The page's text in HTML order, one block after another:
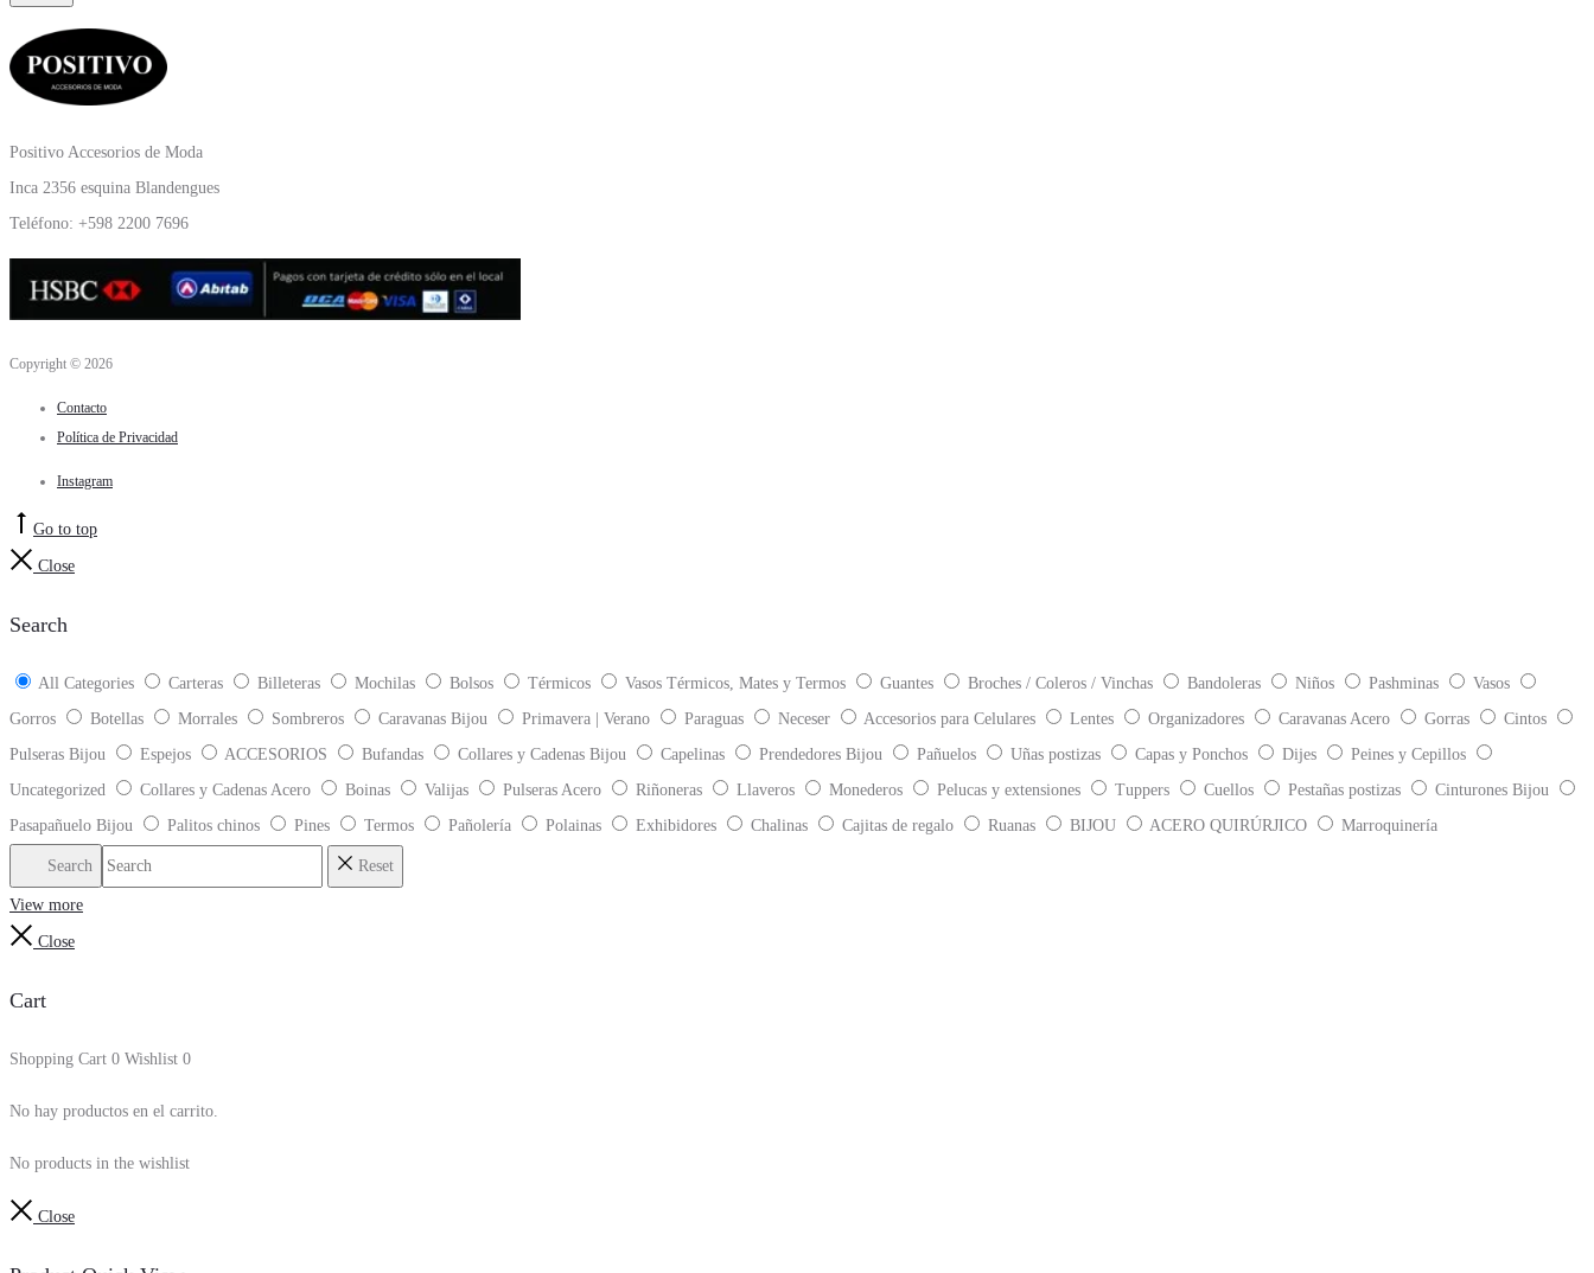
Positivo Accesorios de Moda
Inca 2356 esquina Blandengues
Teléfono: +598 2200 7696
Copyright © 2026
Contacto
Política de Privacidad
Instagram
Go to top
Close
Search
All Categories Carteras Billeteras Mochilas Bolsos Térmicos Vasos Térmicos, Mates y Termos Guantes Broches / Coleros / Vinchas Bandoleras Niños Pashminas
Vasos
Gorros
Botellas Morrales Sombreros Caravanas Bijou Primavera | Verano Paraguas Neceser Accesorios para Celulares Lentes Organizadores Caravanas Acero Gorras
Cintos
Pulseras Bijou
Espejos ACCESORIOS Bufandas Collares y Cadenas Bijou Capelinas Prendedores Bijou Pañuelos Uñas postizas Capas y Ponchos Dijes
Peines y Cepillos
Uncategorized
Collares y Cadenas Acero Boinas Valijas Pulseras Acero Riñoneras Llaveros Monederos Pelucas y extensiones Tuppers Cuellos Pestañas postizas
Cinturones Bijou
Pasapañuelo Bijou
Palitos chinos Pines Termos Pañolería Polainas Exhibidores Chalinas Cajitas de regalo Ruanas BIJOU ACERO QUIRÚRJICO Marroquinería
Search Reset
View more
Close
Cart
Shopping Cart 0 Wishlist 0
No hay productos en el carrito.
No products in the wishlist
Close